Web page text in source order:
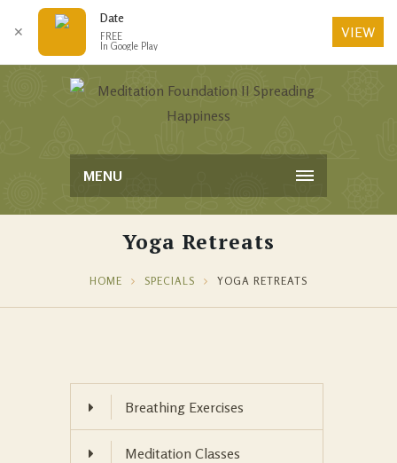
MENU
Yoga Retreats
HOME SPECIALS YOGA RETREATS
Breathing Exercises
Meditation Classes
✕
Date
FREE
In Google Play
VIEW